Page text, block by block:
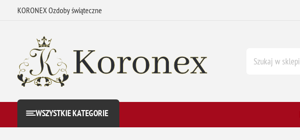
KORONEX Ozdoby świąteczne
WSZYSTKIE KATEGORIE